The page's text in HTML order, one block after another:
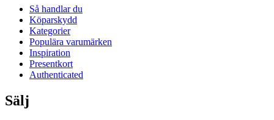
Så handlar du
Köparskydd
Kategorier
Populära varumärken
Inspiration
Presentkort
Authenticated
Sälj